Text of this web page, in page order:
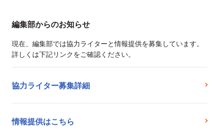
編集部からのお知らせ
現在、編集部では協力ライターと情報提供を募集しています。
詳しくは下記リンクをご確認ください。
協力ライター募集詳細
情報提供はこちら